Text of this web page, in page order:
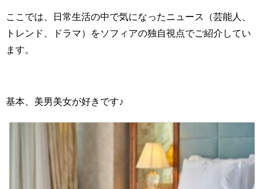
ここでは、日常生活の中で気になったニュース（芸能人、
トレンド、ドラマ）をソフィアの独自視点でご紹介してい
ます。
基本、美男美女が好きです♪